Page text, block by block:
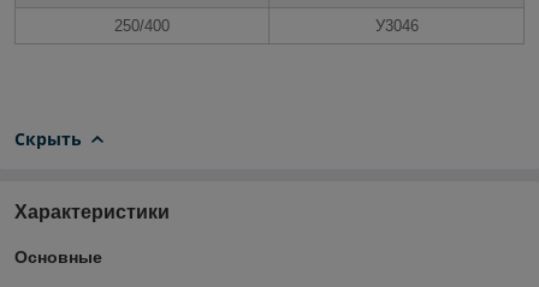
250/400
У3046
Скрыть
Характеристики
Основные